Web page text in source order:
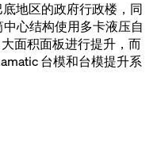
地区的政府行政楼，同
心结构使用多卡液压自
面积面板进行提升，而
台模和台模提升系